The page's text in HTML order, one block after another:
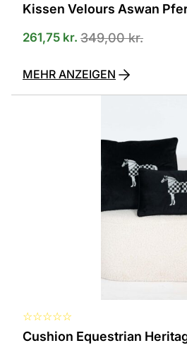
Kissen Velours Aswan
349,00kr.
261,75 kr.
MEHR ANZEIGEN
☆☆☆☆☆
Cushion Equestrian